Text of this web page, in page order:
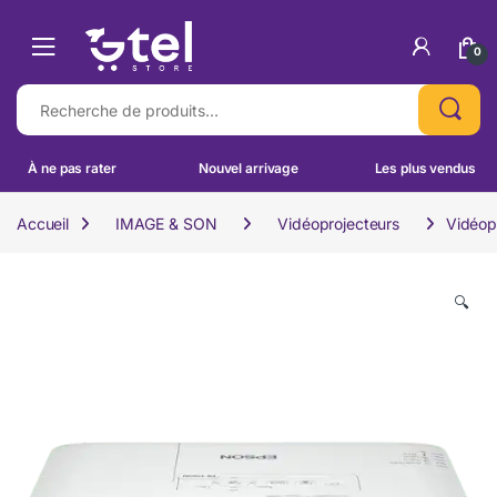
0
Recherche pour :
À ne pas rater Nouvel arrivage Les plus vendus
Accueil IMAGE & SON Vidéoprojecteurs
🔍